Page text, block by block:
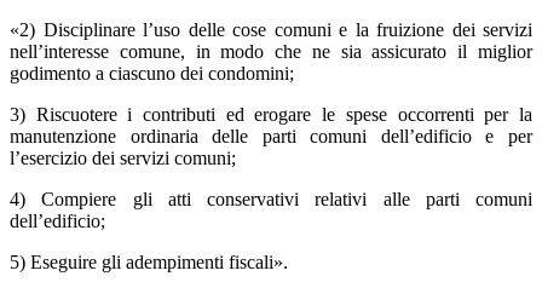
«2) Disciplinare l’uso delle cose comuni e la fruizione dei servizi
nell’interesse comune, in modo che ne sia assicurato il miglior
godimento a ciascuno dei condomini;
3) Riscuotere i contributi ed erogare le spese occorrenti per la
manutenzione ordinaria delle parti comuni dell’edificio e per
l’esercizio dei servizi comuni;
4) Compiere gli atti conservativi relativi alle parti comuni
dell’edificio;
5) Eseguire gli adempimenti fiscali».